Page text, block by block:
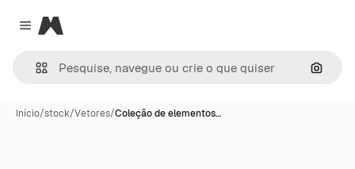
Close menu
Magnific
Início/stock/Vetores/Coleção de elementos…